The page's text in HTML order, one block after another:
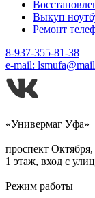
Выкуп
Ремонт
8-937-355-81-38
e-mail:
«Универмаг Уфа»
проспект Октября,
1 этаж, вход с
Режим работы